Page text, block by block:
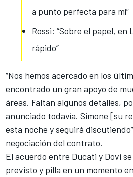
a punto perfecta para mí”
Rossi: “Sobre el papel, en
rápido”
“Nos hemos acercado en los
encontrado un gran apoyo de
áreas. Faltan algunos detalles,
anunciado todavía. Simone [su
esta noche y seguirá
negociación del contrato.
El acuerdo entre Ducati y Dovi
previsto y pilla en un momento